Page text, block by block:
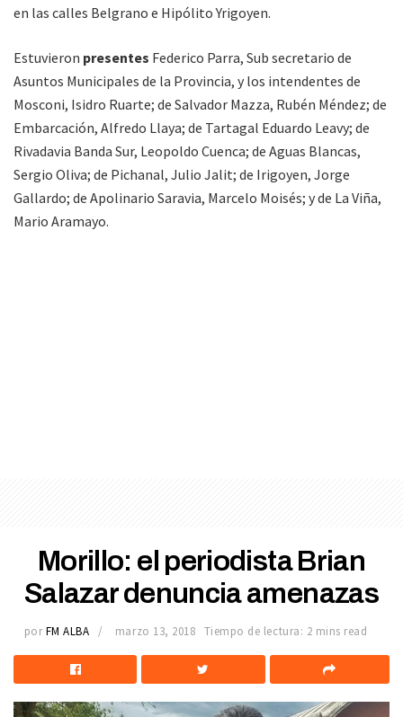
en las calles Belgrano e Hipólito Yrigoyen.
Estuvieron presentes Federico Parra, Sub secretario de
Asuntos Municipales de la Provincia, y los intendentes de
Mosconi, Isidro Ruarte; de Salvador Mazza, Rubén Méndez; de
Embarcación, Alfredo Llaya; de Tartagal Eduardo Leavy; de
Rivadavia Banda Sur, Leopoldo Cuenca; de Aguas Blancas,
Sergio Oliva; de Pichanal, Julio Jalit; de Irigoyen, Jorge
Gallardo; de Apolinario Saravia, Marcelo Moisés; y de La Viña,
Mario Aramayo.
Morillo: el periodista Brian
Salazar denuncia amenazas
por FM ALBA marzo 13, 2018 Tiempo de lectura: 2 mins read